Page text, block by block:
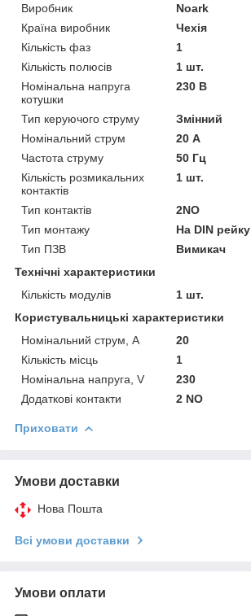
Виробник
Noark
Країна виробник
Чехія
Кількість фаз
1
Кількість полюсів
1 шт.
Номінальна напруга
котушки
230 В
Тип керуючого струму
Змінний
Номінальний струм
20 А
Частота струму
50 Гц
Кількість розмикальних
контактів
1 шт.
Тип контактів
2NO
Тип монтажу
На DIN рейку
Тип ПЗВ
Вимикач
Технічні характеристики
Кількість модулів
1 шт.
Користувальницькі характеристики
Номінальний струм, А
20
Кількість місць
1
Номінальна напруга, V
230
Додаткові контакти
2 NO
Приховати
Умови доставки
Нова Пошта
Всі умови доставки
Умови оплати